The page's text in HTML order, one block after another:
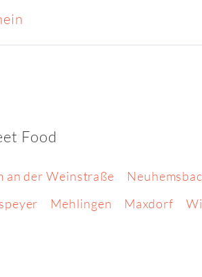
Food
an der Weinstraße
Mehlingen Maxdorf